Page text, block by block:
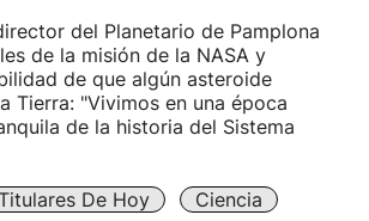
del Planetario de Pamplona
de la misión de la NASA y
de que algún asteroide
Tierra: "Vivimos en una época
de la historia del Sistema
De Hoy
Ciencia